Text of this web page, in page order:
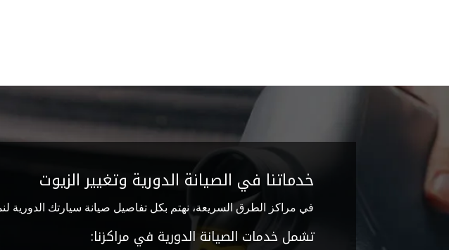
خدماتنا في الصيانة الدورية وتغيير الزيوت
في مراكز الطرق السريعة، نهتم بكل تفاصيل صيانة سيارتك الدورية
تشمل خدمات الصيانة الدورية في مراكزنا: